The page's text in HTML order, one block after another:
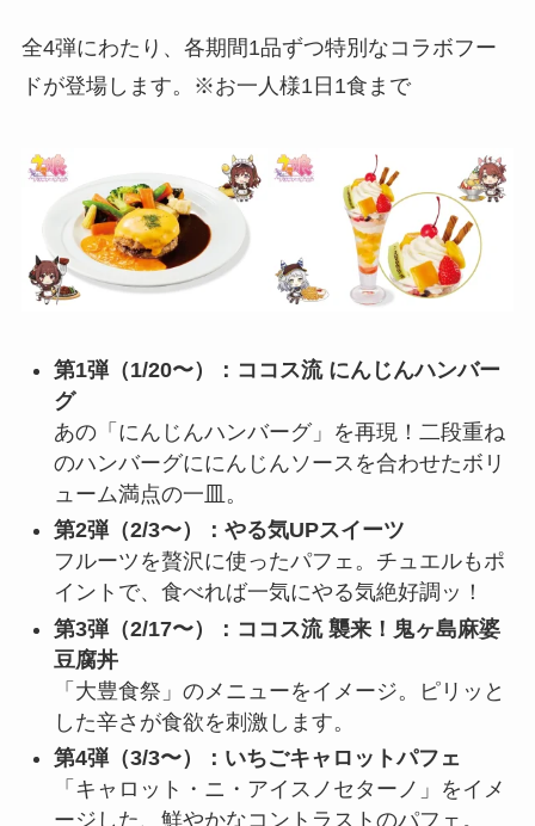
全4弾にわたり、各期間1品ずつ特別なコラボフー
ドが登場します。※お一人様1日1食まで
第1弾（1/20〜）：ココス流 にんじんハンバー
グ
あの「にんじんハンバーグ」を再現！二段重ね
のハンバーグににんじんソースを合わせたボリ
ューム満点の一皿。
第2弾（2/3〜）：やる気UPスイーツ
フルーツを贅沢に使ったパフェ。チュエルもポ
イントで、食べれば一気にやる気絶好調ッ！
第3弾（2/17〜）：ココス流 襲来！鬼ヶ島麻婆
豆腐丼
「大豊食祭」のメニューをイメージ。ピリッと
した辛さが食欲を刺激します。
第4弾（3/3〜）：いちごキャロットパフェ
「キャロット・ニ・アイスノセターノ」をイメ
ージした、鮮やかなコントラストのパフェ。